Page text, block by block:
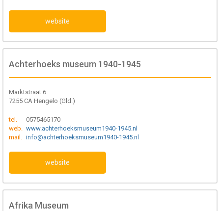
website
Achterhoeks museum 1940-1945
Marktstraat 6
7255 CA Hengelo (Gld.)
tel.
0575465170
web. www.achterhoeksmuseum1940-1945.nl
mail. info@achterhoeksmuseum1940-1945.nl
website
Afrika Museum